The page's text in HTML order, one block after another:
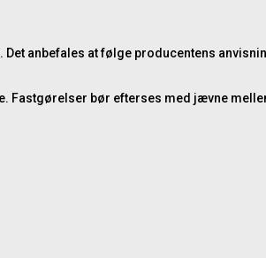
anbefales at følge producentens
bør efterses med jævne